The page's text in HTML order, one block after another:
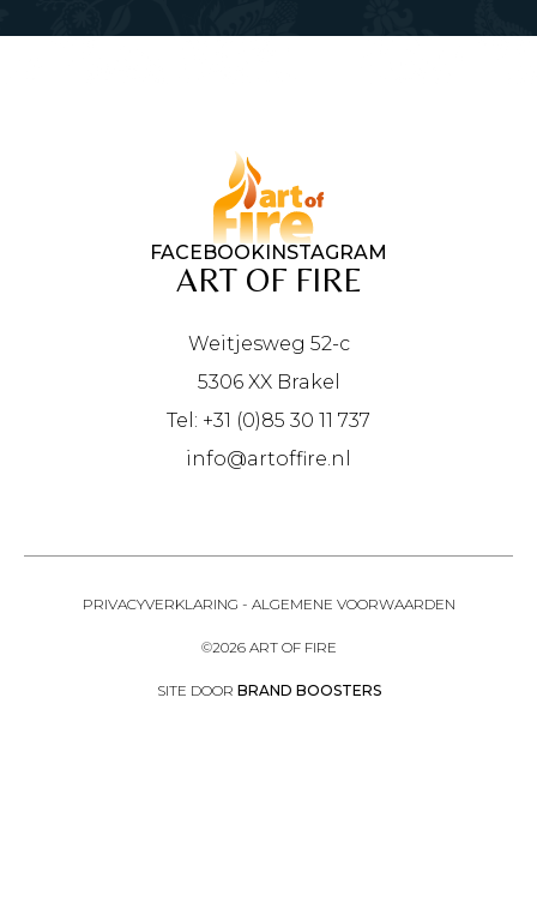
FACEBOOKINSTAGRAM
ART OF FIRE
Weitjesweg 52-c
5306 XX Brakel
Tel: +31 (0)85 30 11 737
info@artoffire.nl
PRIVACYVERKLARING - ALGEMENE VOORWAARDEN
©2026 ART OF FIRE
SITE DOOR BRAND BOOSTERS